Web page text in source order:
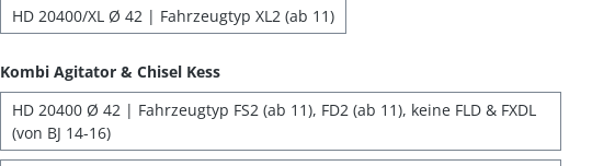
HD 20400/XL Ø 42 | Fahrzeugtyp XL2 (ab 11)
Kombi Agitator & Chisel Kess
HD 20400 Ø 42 | Fahrzeugtyp FS2 (ab 11), FD2 (ab 11), keine FLD & FXDL
(von BJ 14-16)